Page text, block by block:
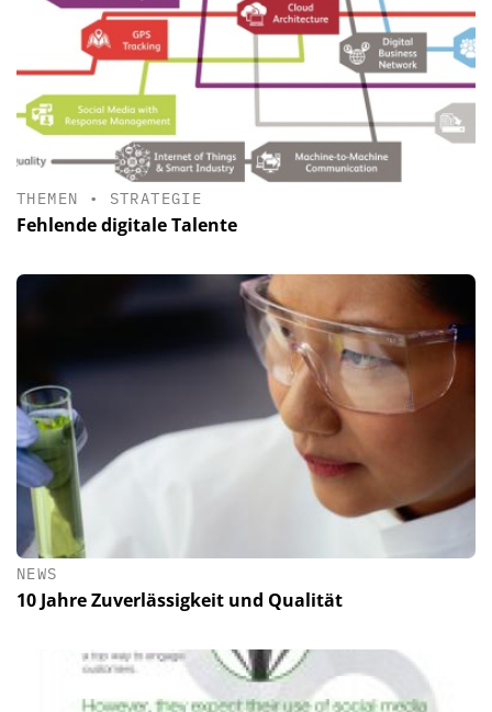
THEMEN • STRATEGIE
Fehlende digitale Talente
NEWS
10 Jahre Zuverlässigkeit und Qualität